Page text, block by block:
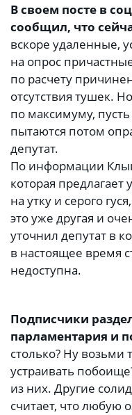
В своем посте в
сообщил, что
вскоре удаленные,
на опрос
по расчету
отсутствия тушек.
по максимуму,
пытаются потом
депутат.
По информации
которая предлагает
на утку и серого
это уже другая и
уточнил депутат в
в настоящее время
недоступна.
Подписчики
парламентария и
столько? Ну возьми
устраивать
из них. Другие
считает, что любую